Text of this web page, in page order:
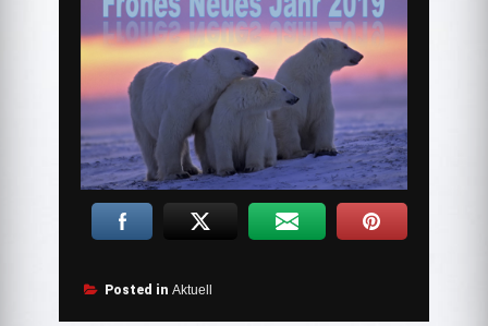
Posted in Aktuell